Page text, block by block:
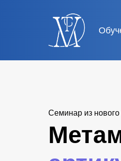
Семинар из